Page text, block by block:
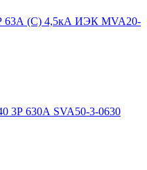
63А (С) 4,5кА ИЭК MVA20-
3Р 630А SVA50-3-0630